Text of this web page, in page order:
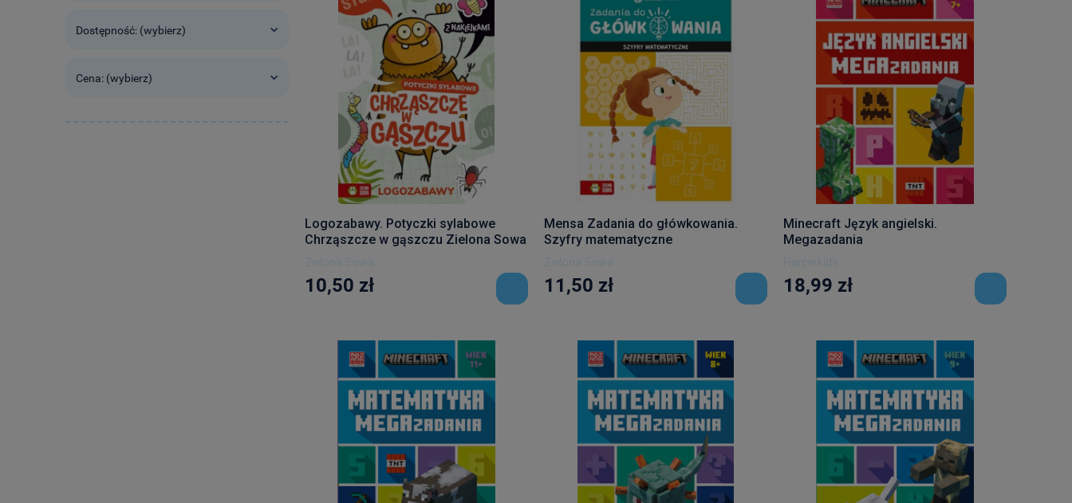
Dostępność: (wybierz)
Cena: (wybierz)
Logozabawy. Potyczki sylabowe
Chrząszcze w gąszczu Zielona Sowa
Zielona Sowa
10,50 zł
Mensa Zadania do główkowania.
Szyfry matematyczne
Zielona Sowa
11,50 zł
Minecraft Język angielski.
Megazadania
Harperkids
18,99 zł